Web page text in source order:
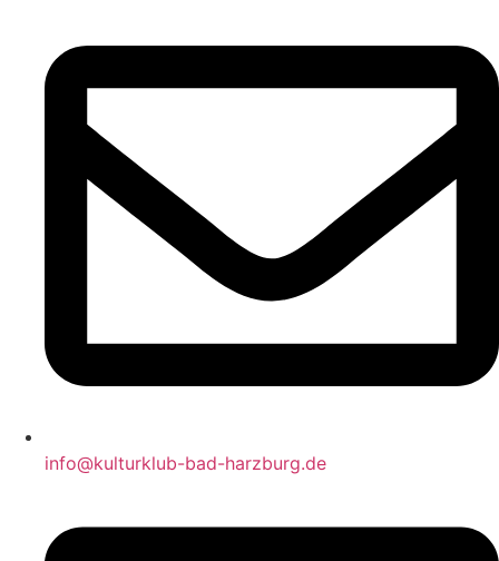
info@kulturklub-bad-harzburg.de